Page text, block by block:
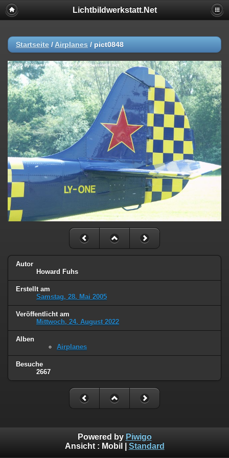
Lichtbildwerkstatt.Net
Startseite / Airplanes / pict0848
Autor
Howard Fuhs
Erstellt am
Samstag, 28. Mai 2005
Veröffentlicht am
Mittwoch, 24. August 2022
Alben
Airplanes
Besuche
2667
Powered by Piwigo
Ansicht : Mobil Standard